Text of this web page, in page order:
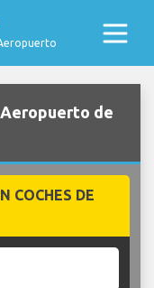
de
COCHES DE